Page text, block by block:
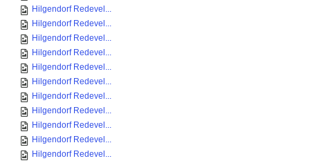
Hilgendorf Redevel...
Hilgendorf Redevel...
Hilgendorf Redevel...
Hilgendorf Redevel...
Hilgendorf Redevel...
Hilgendorf Redevel...
Hilgendorf Redevel...
Hilgendorf Redevel...
Hilgendorf Redevel...
Hilgendorf Redevel...
Hilgendorf Redevel...